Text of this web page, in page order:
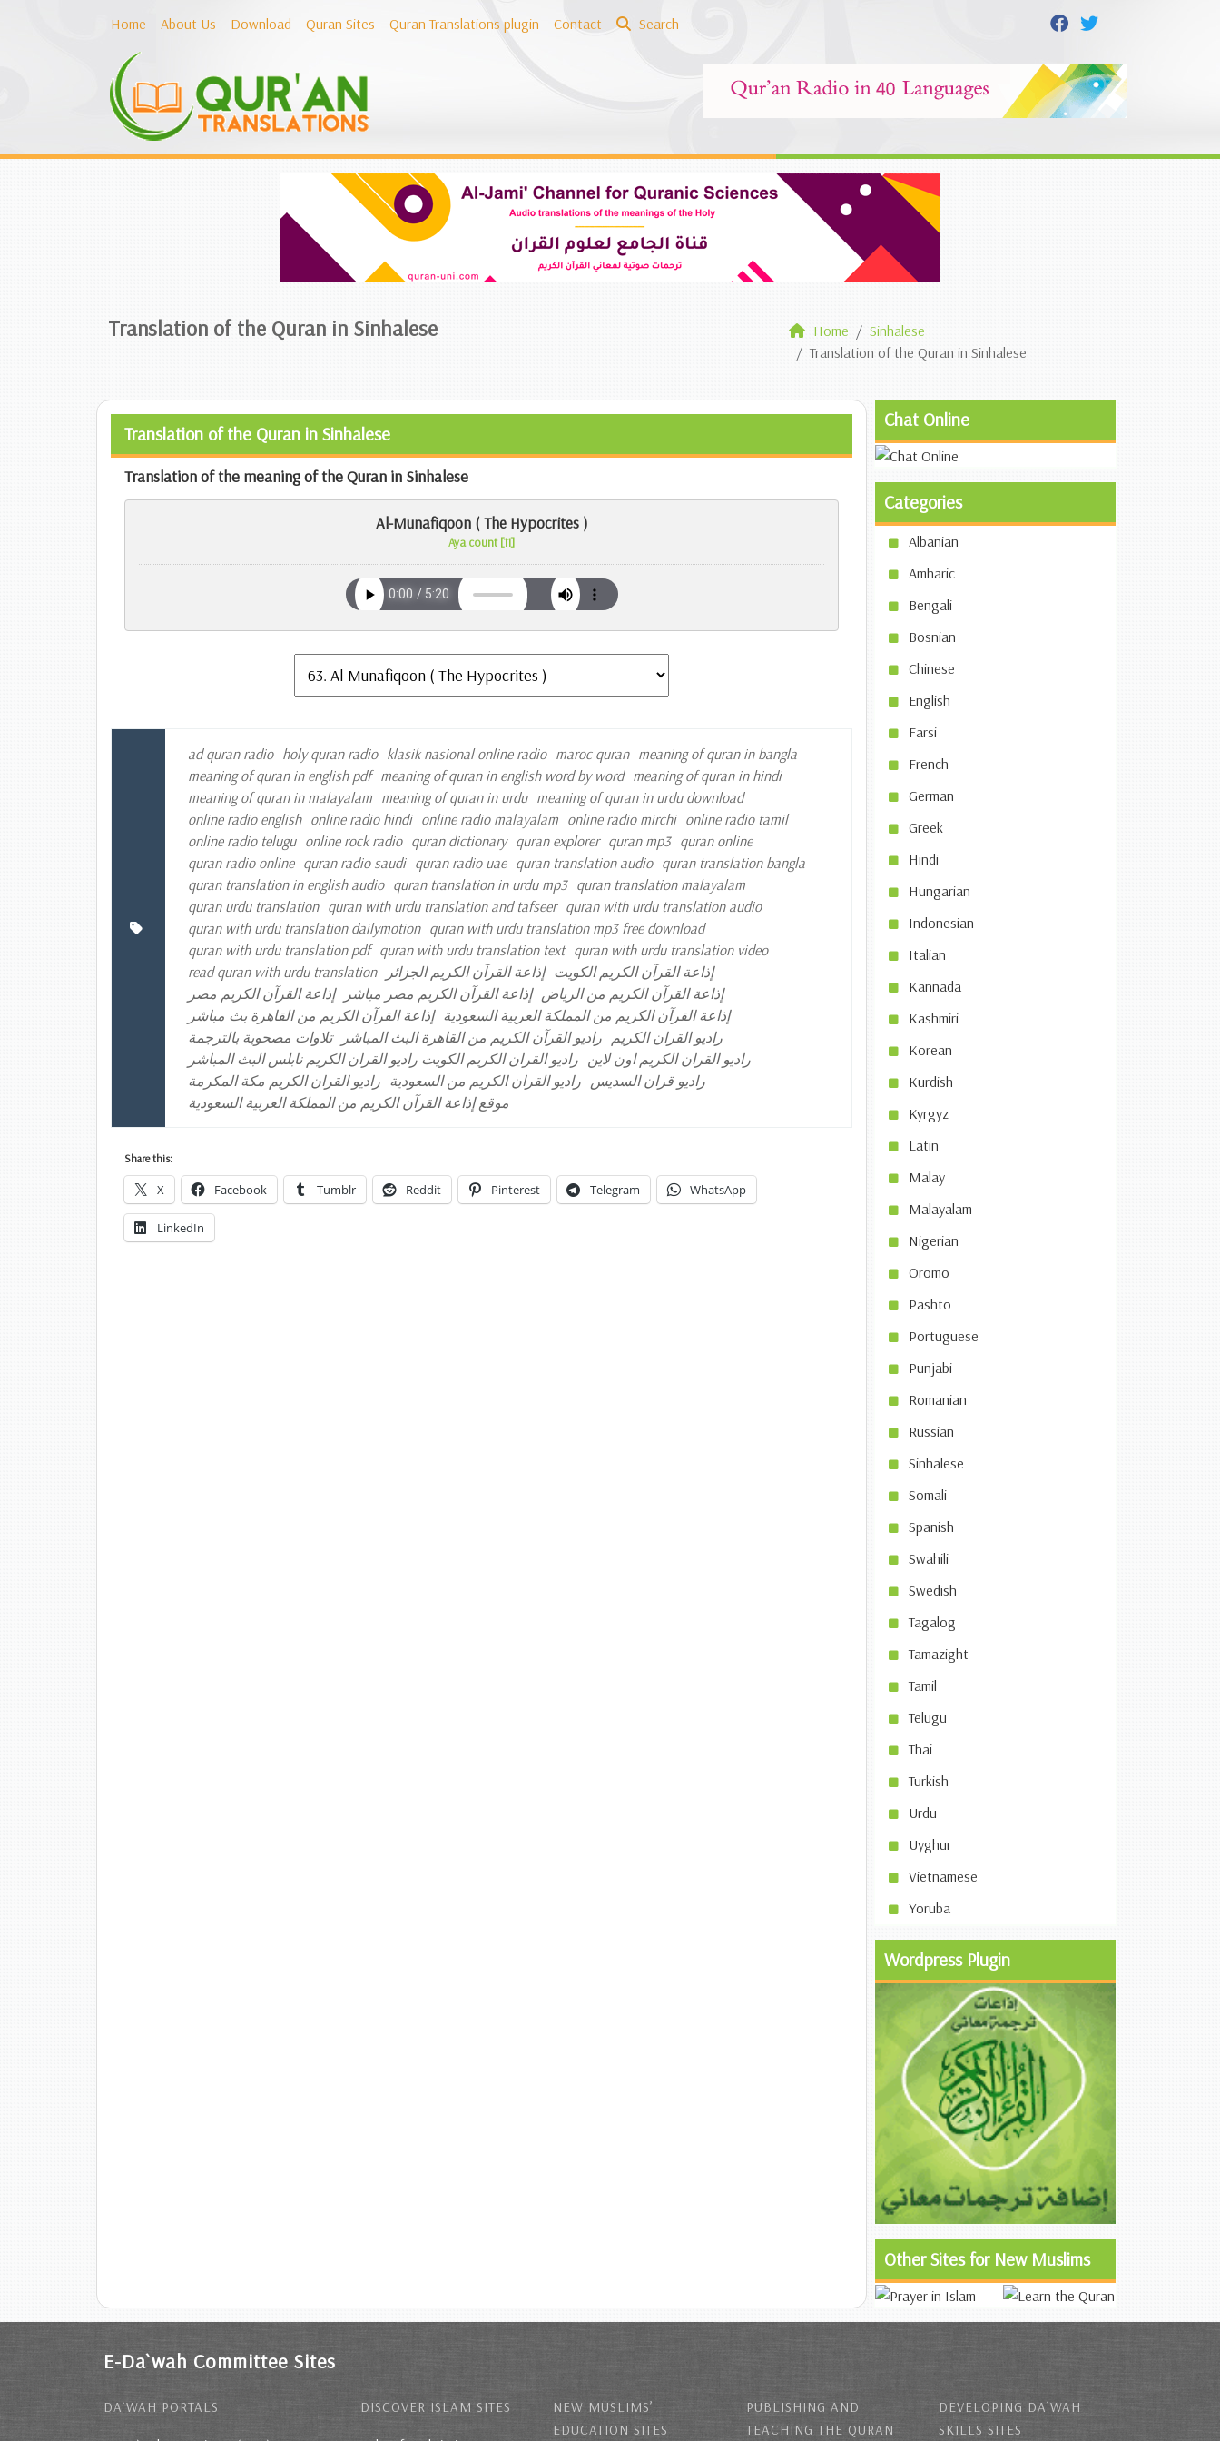
Home About Us Download Quran Sites Quran Translations plugin Contact Search
Translation of the Quran in Sinhalese Home
Sinhalese
Translation of the Quran in Sinhalese
Translation of the Quran in Sinhalese
Translation of the meaning of the Quran in Sinhalese
Al-Munafiqoon ( The Hypocrites )
Aya count [11]
ad quran radio holy quran radio klasik nasional online radio maroc quran meaning of quran in bangla
meaning of quran in english pdf meaning of quran in english word by word meaning of quran in hindi
meaning of quran in malayalam meaning of quran in urdu meaning of quran in urdu download
online radio english online radio hindi online radio malayalam online radio mirchi online radio tamil
online radio telugu online rock radio quran dictionary quran explorer quran mp3 quran online
quran radio online quran radio saudi quran radio uae quran translation audio quran translation bangla
quran translation in english audio quran translation in urdu mp3 quran translation malayalam
quran urdu translation quran with urdu translation and tafseer quran with urdu translation audio
quran with urdu translation dailymotion quran with urdu translation mp3 free download
quran with urdu translation pdf quran with urdu translation text quran with urdu translation video
read quran with urdu translation
إذاعة القرآن الكريم الجزائر إذاعة القرآن الكريم الكويت
إذاعة القرآن الكريم مصر
إذاعة القرآن الكريم مصر مباشر إذاعة القرآن الكريم من الرياض
إذاعة القرآن الكريم من القاهرة بث مباشر إذاعة القرآن الكريم من المملكة العربية السعودية
تلاوات مصحوبة بالترجمة
راديو القرآن الكريم من القاهرة البث المباشر راديو القران الكريم
راديو القران الكريم الكويت راديو القران الكريم نابلس البث المباشر راديو القران الكريم اون لاين
راديو القران الكريم مكة المكرمة راديو القران الكريم من السعودية راديو قران السديس
موقع إذاعة القرآن الكريم من المملكة العربية السعودية
Share this:
X Facebook Tumblr Reddit Pinterest Telegram WhatsApp
LinkedIn
Chat Online
Categories
Albanian
Amharic
Bengali
Bosnian
Chinese
English
Farsi
French
German
Greek
Hindi
Hungarian
Indonesian
Italian
Kannada
Kashmiri
Korean
Kurdish
Kyrgyz
Latin
Malay
Malayalam
Nigerian
Oromo
Pashto
Portuguese
Punjabi
Romanian
Russian
Sinhalese
Somali
Spanish
Swahili
Swedish
Tagalog
Tamazight
Tamil
Telugu
Thai
Turkish
Urdu
Uyghur
Vietnamese
Yoruba
Wordpress Plugin
Other Sites for New Muslims
E-Da`wah Committee Sites
DA`WAH PORTALS DISCOVER ISLAM SITES
NEW MUSLIMS’
EDUCATION SITES
PUBLISHING AND
TEACHING THE QURAN
DEVELOPING DA`WAH
SKILLS SITES